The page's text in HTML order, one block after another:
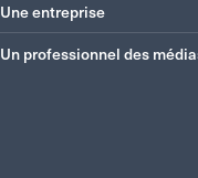
Une entreprise
Un professionnel des